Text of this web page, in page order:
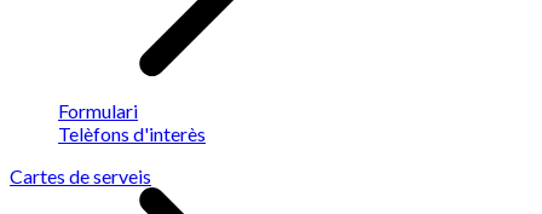
Formulari
Telèfons d'interès
Cartes de serveis